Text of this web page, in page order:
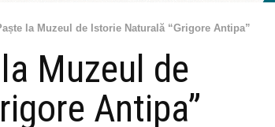
la Muzeul de Istorie Naturală “Grigore Antipa”
Muzeul de
Antipa”